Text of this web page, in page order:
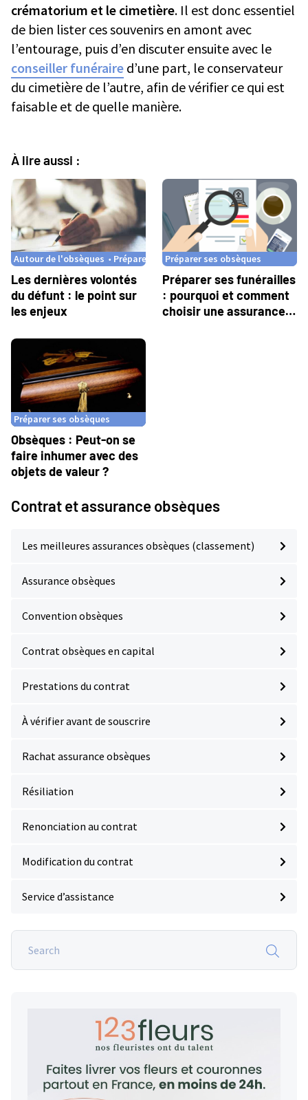
crématorium et le cimetière. Il est donc essentiel
de bien lister ces souvenirs en amont avec
l’entourage, puis d’en discuter ensuite avec le
conseiller funéraire d’une part, le conservateur
du cimetière de l’autre, afin de vérifier ce qui est
faisable et de quelle manière.
À lire aussi :
Les dernières volontés
du défunt : le point sur
les enjeux
Autour de l'obsèques Préparer ses obsèques
Préparer ses funérailles
: pourquoi et comment
choisir une assurance
Préparer ses obsèques
Obsèques : Peut-on se
faire inhumer avec des
objets de valeur ?
Préparer ses obsèques
Contrat et assurance obsèques
Les meilleures assurances obsèques (classement)
Assurance obsèques
Convention obsèques
Contrat obsèques en capital
Prestations du contrat
À vérifier avant de souscrire
Rachat assurance obsèques
Résiliation
Renonciation au contrat
Modification du contrat
Service d’assistance
Search
Lassurance